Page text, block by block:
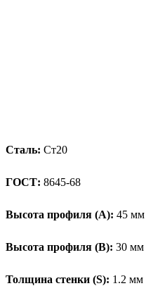
Сталь: Ст20
ГОСТ: 8645-68
Высота профиля (А): 45 мм
Высота профиля (B): 30 мм
Толщина стенки (S): 1.2 мм